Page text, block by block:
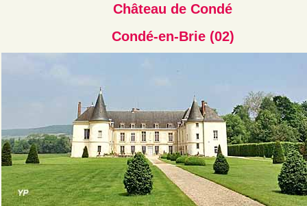
Château de Condé
Condé-en-Brie (02)